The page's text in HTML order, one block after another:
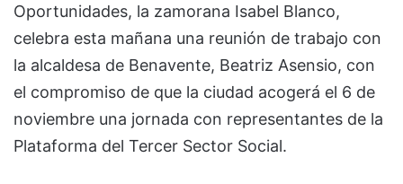
Oportunidades, la zamorana Isabel Blanco,
celebra esta mañana una reunión de trabajo con
la alcaldesa de Benavente, Beatriz Asensio, con
el compromiso de que la ciudad acogerá el 6 de
noviembre una jornada con representantes de la
Plataforma del Tercer Sector Social.